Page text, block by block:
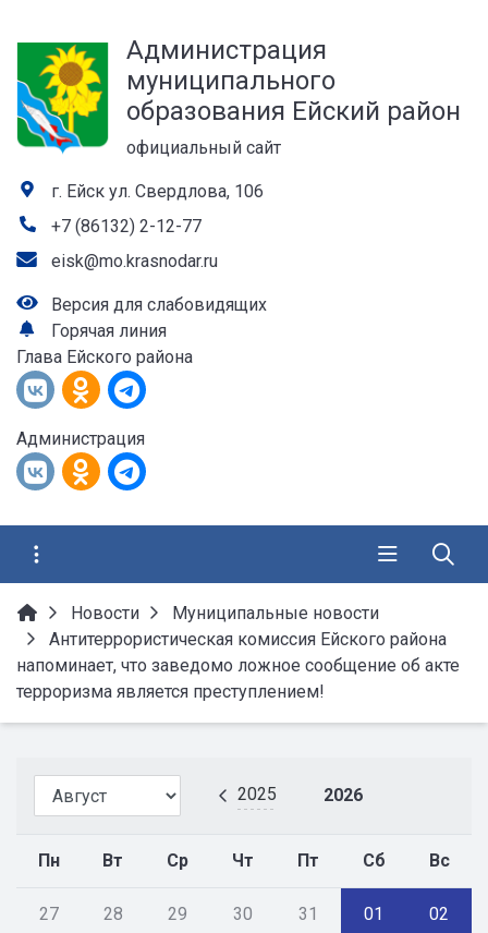
Администрация
муниципального
образования Ейский район
официальный сайт
г. Ейск ул. Свердлова, 106
+7 (86132) 2-12-77
eisk@mo.krasnodar.ru
Версия для слабовидящих
Горячая линия
Глава Ейского района
Администрация
Новости
Муниципальные новости
Антитеррористическая комиссия Ейского района
напоминает, что заведомо ложное сообщение об акте
терроризма является преступлением!
2025 2026
Пн Вт Ср Чт Пт Сб Вс
27 28 29 30 31 01 02